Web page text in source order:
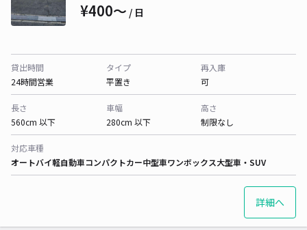
¥400〜 / 日
貸出時間
24時間営業
タイプ
平置き
再入庫
可
長さ
560cm 以下
車幅
280cm 以下
高さ
制限なし
対応車種
オートバイ軽自動車コンパクトカー中型車ワンボックス大型車・SUV
詳細へ